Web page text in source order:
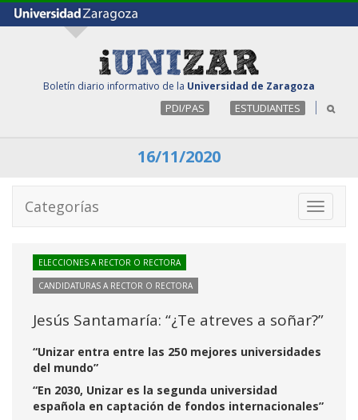
Boletín diario informativo de la Universidad de Zaragoza
PDI/PAS ESTUDIANTES
16/11/2020
Toggle
Categorías
ELECCIONES A RECTOR O RECTORA
CANDIDATURAS A RECTOR O RECTORA
Jesús Santamaría: “¿Te atreves a soñar?”
“Unizar entra entre las 250 mejores universidades
del mundo”
“En 2030, Unizar es la segunda universidad
española en captación de fondos internacionales”